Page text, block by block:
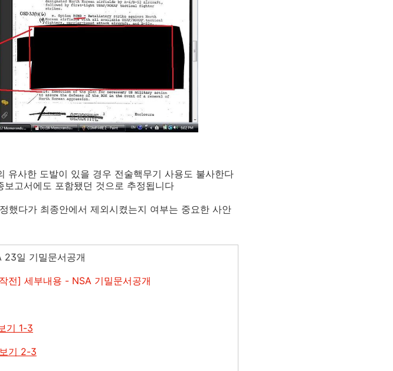
유사한 도발이 있을 경우 전술핵무기 사용도 불사한다
고서에도 포함됐던 것으로 추정됩니다
했다가 최종안에서 제외시켰는지 여부는 중요한 사안
23일 기밀문서공개
전] 세부내용 - NSA 기밀문서공개
기 1-3
기 2-3